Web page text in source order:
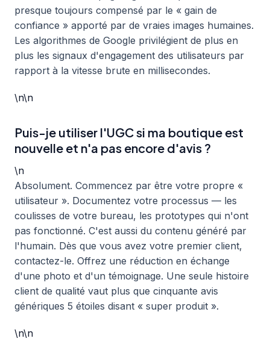
presque toujours compensé par le « gain de
confiance » apporté par de vraies images humaines.
Les algorithmes de Google privilégient de plus en
plus les signaux d'engagement des utilisateurs par
rapport à la vitesse brute en millisecondes.
\n\n
Puis-je utiliser l'UGC si ma boutique est
nouvelle et n'a pas encore d'avis ?
\n
Absolument. Commencez par être votre propre «
utilisateur ». Documentez votre processus — les
coulisses de votre bureau, les prototypes qui n'ont
pas fonctionné. C'est aussi du contenu généré par
l'humain. Dès que vous avez votre premier client,
contactez-le. Offrez une réduction en échange
d'une photo et d'un témoignage. Une seule histoire
client de qualité vaut plus que cinquante avis
génériques 5 étoiles disant « super produit ».
\n\n